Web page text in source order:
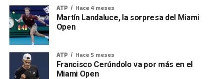
ATP Hace 4 meses
Martín Landaluce, la sorpresa del Miami
Open
ATP Hace 5 meses
Francisco Cerúndolo va por más en el
Miami Open